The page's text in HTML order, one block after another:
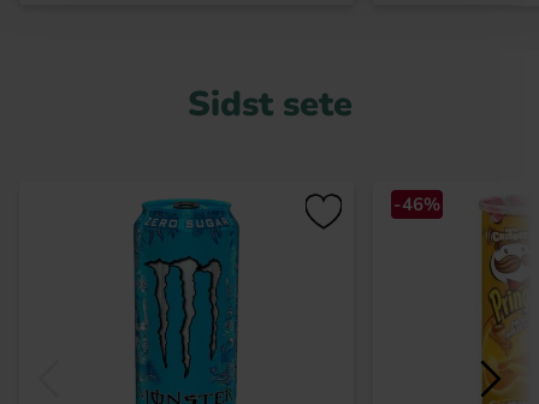
Sidst sete
-46%